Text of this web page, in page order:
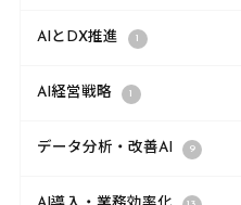
AIとDX推進 1
AI経営戦略 1
データ分析・改善AI 9